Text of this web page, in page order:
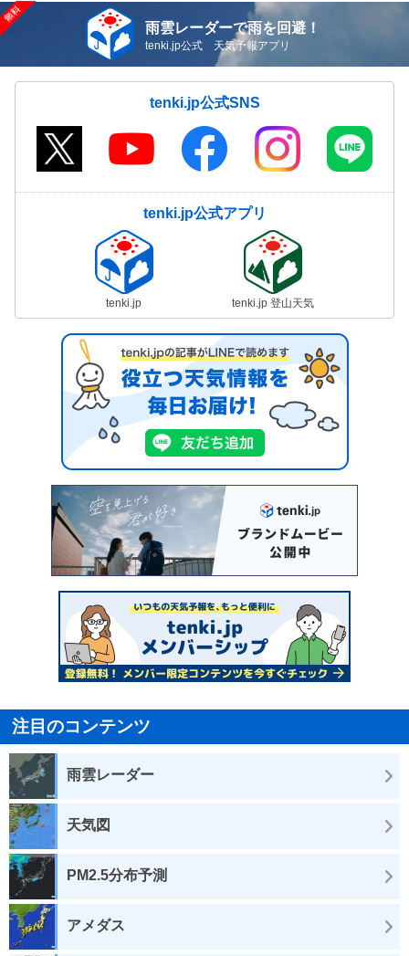
雨雲レーダーで雨を回避！
tenki.jp公式 天気予報アプリ
tenki.jp公式SNS
tenki.jp公式アプリ
tenki.jp tenki.jp 登山天気
注目のコンテンツ
雨雲レーダー
天気図
PM2.5分布予測
アメダス